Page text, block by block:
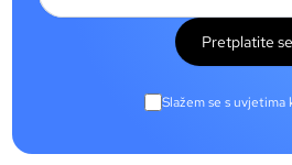
Pretplatite se
Slažem se s uvjetima